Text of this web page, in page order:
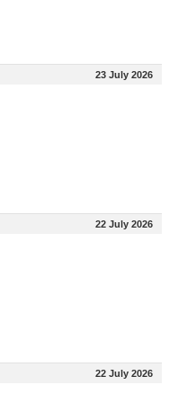
23 July 2026
22 July 2026
22 July 2026